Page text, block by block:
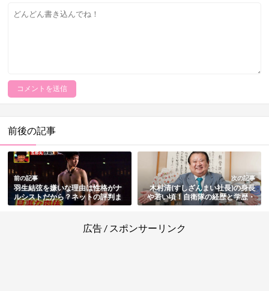
前後の記事
前の記事
羽生結弦を嫌いな理由は性格がナ
ルシストだから？ネットの評判ま
とめ
次の記事
木村清(すしざんまい社長)の身長
や若い頃！自衛隊の経歴と学歴・
実家と家族・結婚と子供・年収や
広告 / スポンサーリンク